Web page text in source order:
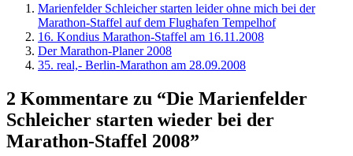
Marienfelder Schleicher starten leider ohne mich bei der
Marathon-Staffel auf dem Flughafen Tempelhof
16. Kondius Marathon-Staffel am 16.11.2008
Der Marathon-Planer 2008
35. real,- Berlin-Marathon am 28.09.2008
2 Kommentare zu “Die Marienfelder
Schleicher starten wieder bei der
Marathon-Staffel 2008”